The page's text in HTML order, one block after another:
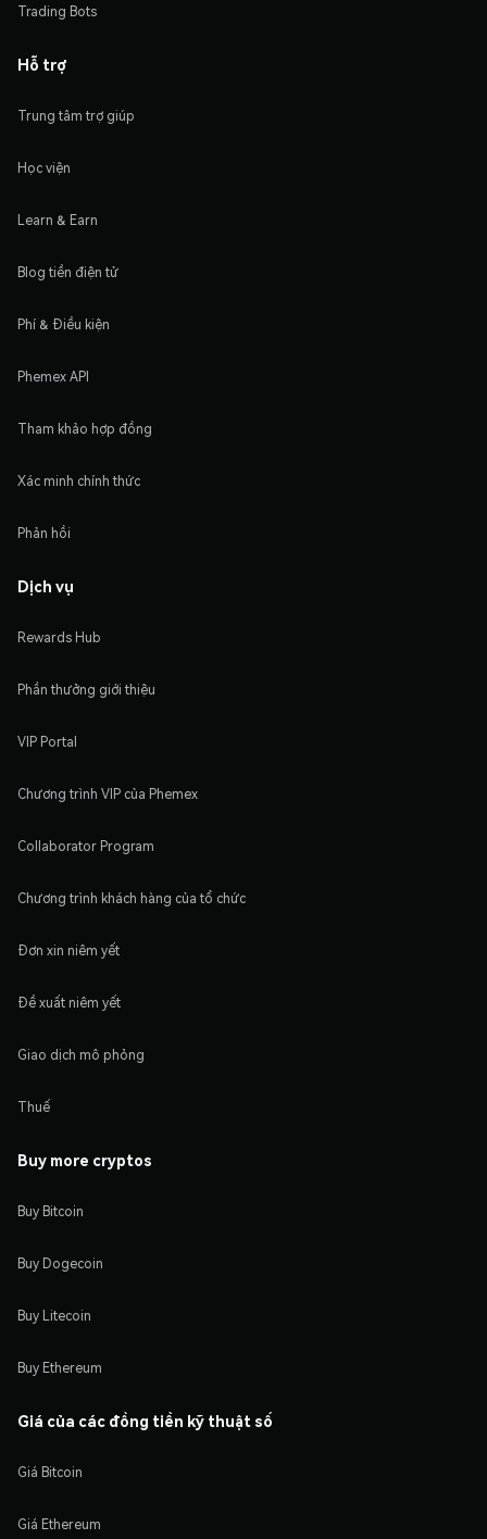
Trading Bots
Hỗ trợ
Trung tâm trợ giúp
Học viện
Learn & Earn
Blog tiền điện tử
Phí & Điều kiện
Phemex API
Tham khảo hợp đồng
Xác minh chính thức
Phản hồi
Dịch vụ
Rewards Hub
Phần thưởng giới thiệu
VIP Portal
Chương trình VIP của Phemex
Collaborator Program
Chương trình khách hàng của tổ chức
Đơn xin niêm yết
Đề xuất niêm yết
Giao dịch mô phỏng
Thuế
Buy more cryptos
Buy Bitcoin
Buy Dogecoin
Buy Litecoin
Buy Ethereum
Giá của các đồng tiền kỹ thuật số
Giá Bitcoin
Giá Ethereum